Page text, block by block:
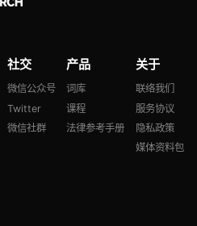
社交
微信公众号
Twitter
微信社群
产品
词库
课程
法律参考手册
关于
联络我们
服务协议
隐私政策
媒体资料包